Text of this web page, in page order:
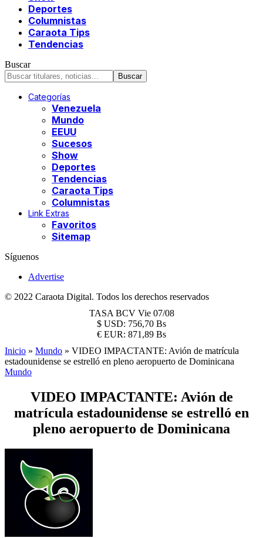
Deportes
Columnistas
Caraota Tips
Tendencias
Buscar
Categorías
Venezuela
Mundo
EEUU
Sucesos
Show
Deportes
Tendencias
Caraota Tips
Columnistas
Link Extras
Favoritos
Sitemap
Síguenos
Advertise
© 2022 Caraota Digital. Todos los derechos reservados
TASA BCV Vie 07/08
$ USD: 756,70 Bs
€ EUR: 871,89 Bs
Inicio » Mundo » VIDEO IMPACTANTE: Avión de matrícula
estadounidense se estrelló en pleno aeropuerto de Dominicana
Mundo
VIDEO IMPACTANTE: Avión de
matrícula estadounidense se estrelló en
pleno aeropuerto de Dominicana